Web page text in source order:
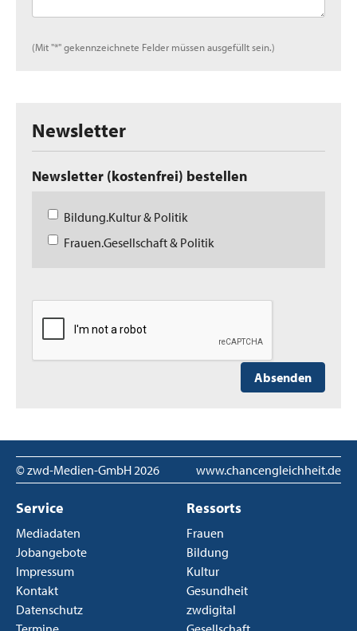
(Mit "*" gekennzeichnete Felder müssen ausgefüllt sein.)
Newsletter
Newsletter (kostenfrei) bestellen
Bildung.Kultur & Politik
Frauen.Gesellschaft & Politik
Absenden
© zwd-Medien-GmbH2026 www.chancengleichheit.de
Service
Mediadaten
Jobangebote
Impressum
Kontakt
Datenschutz
Ressorts
Frauen
Bildung
Kultur
Gesundheit
zwdigital